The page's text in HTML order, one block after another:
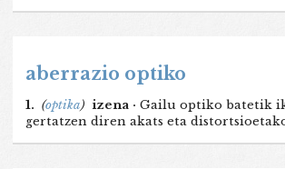
aberrazio optiko
1. (optika) izena · Gailu optiko batetik
gertatzen diren akats eta